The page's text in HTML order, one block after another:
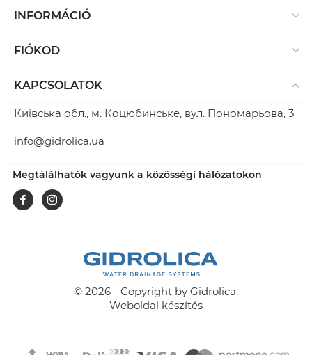
INFORMÁCIÓ
FIÓKOD
KAPCSOLATOK
Київська обл., м. Коцюбинське, вул. Пономарьова, 3
info@gidrolica.ua
Megtálálhatók vagyunk a közösségi hálózatokon
FacebookInstagram
© 2026 - Copyright by Gidrolica.
Weboldal készítés